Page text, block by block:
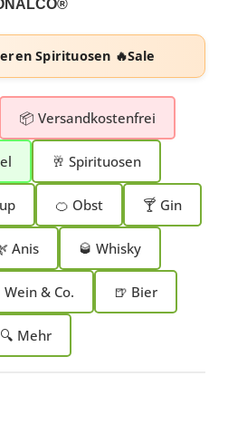
Spirituosen 🔥Sale
📦 Versandkostenfrei
🥂 Spirituosen
🍊 Obst 🍸 Gin
Anis 🥃 Whisky
Wein & Co. 🍺 Bier
🔍 Mehr